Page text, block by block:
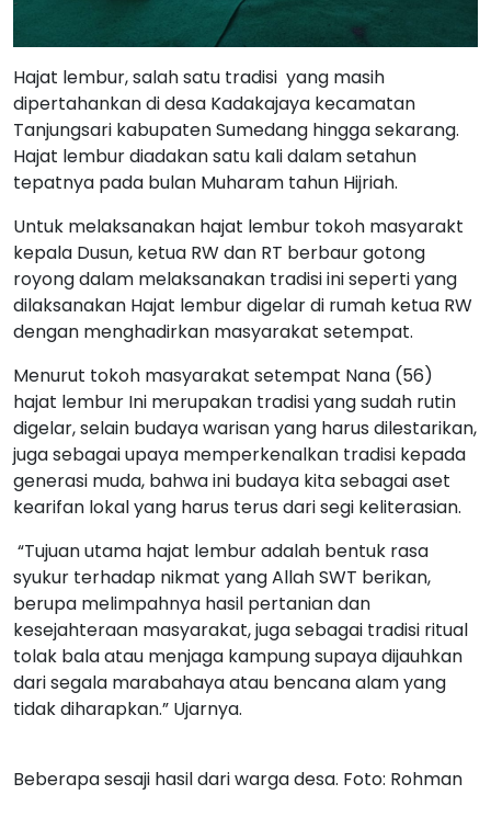
Hajat lembur, salah satu tradisi yang masih
dipertahankan di desa Kadakajaya kecamatan
Tanjungsari kabupaten Sumedang hingga sekarang.
Hajat lembur diadakan satu kali dalam setahun
tepatnya pada bulan Muharam tahun Hijriah.
Untuk melaksanakan hajat lembur tokoh masyarakt
kepala Dusun, ketua RW dan RT berbaur gotong
royong dalam melaksanakan tradisi ini seperti yang
dilaksanakan Hajat lembur digelar di rumah ketua RW
dengan menghadirkan masyarakat setempat.
Menurut tokoh masyarakat setempat Nana (56)
hajat lembur Ini merupakan tradisi yang sudah rutin
digelar, selain budaya warisan yang harus dilestarikan,
juga sebagai upaya memperkenalkan tradisi kepada
generasi muda, bahwa ini budaya kita sebagai aset
kearifan lokal yang harus terus dari segi keliterasian.
“Tujuan utama hajat lembur adalah bentuk rasa
syukur terhadap nikmat yang Allah SWT berikan,
berupa melimpahnya hasil pertanian dan
kesejahteraan masyarakat, juga sebagai tradisi ritual
tolak bala atau menjaga kampung supaya dijauhkan
dari segala marabahaya atau bencana alam yang
tidak diharapkan.” Ujarnya.
Beberapa sesaji hasil dari warga desa. Foto: Rohman